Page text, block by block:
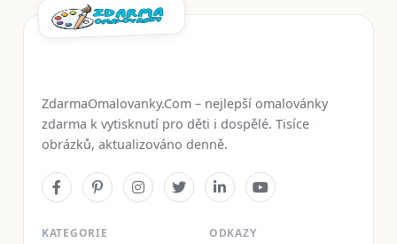
ZdarmaOmalovanky.Com – nejlepší omalovánky
zdarma k vytisknutí pro děti i dospělé. Tisíce
obrázků, aktualizováno denně.
KATEGORIE ODKAZY